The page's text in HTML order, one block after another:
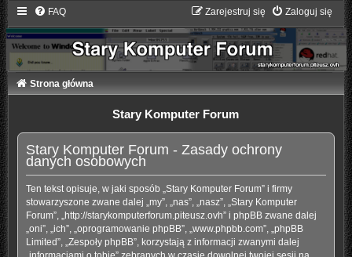
FAQ Zaloguj się
Zarejestruj się
Strona główna
Stary Komputer Forum
Stary Komputer Forum - Zasady ochrony
danych osobowych
Ten tekst opisuje, w jaki sposób „Stary Komputer Forum” i firmy
stowarzyszone zwane dalej „my”, „nas”, „nasz”, „Stary Komputer
Forum”, „http://starykomputerforum.piteusz.ovh” i phpBB zwane dalej
„oni”, „ich”, „oprogramowanie phpBB”, „www.phpbb.com”, „phpBB
Limited”, „Zespoły phpBB”, korzystają z informacji zwanymi dalej